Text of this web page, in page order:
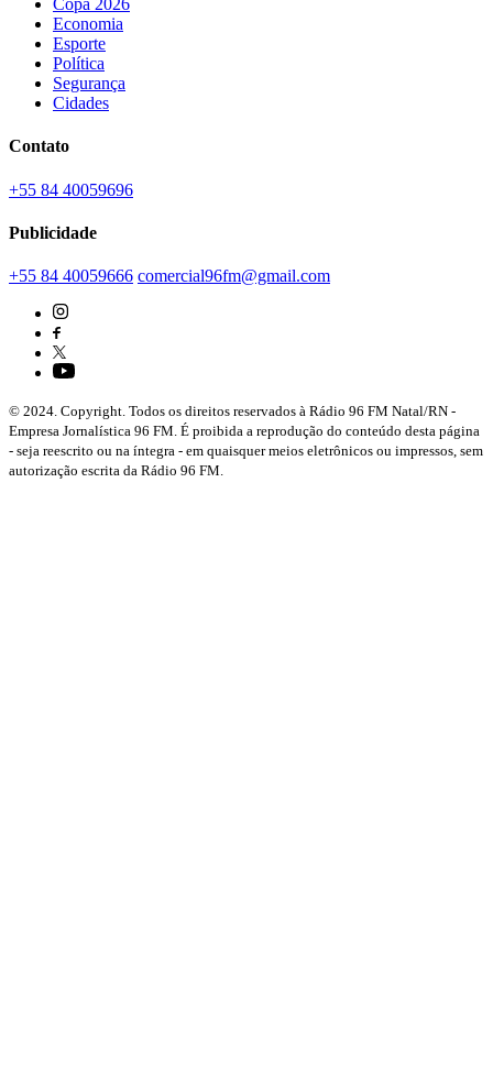
Copa 2026
Economia
Esporte
Política
Segurança
Cidades
Contato
+55 84 40059696
Publicidade
+55 84 40059666 comercial96fm@gmail.com
© 2024. Copyright. Todos os direitos reservados à Rádio 96 FM Natal/RN -
Empresa Jornalística 96 FM. É proibida a reprodução do conteúdo desta página
- seja reescrito ou na íntegra - em quaisquer meios eletrônicos ou impressos, sem
autorização escrita da Rádio 96 FM.